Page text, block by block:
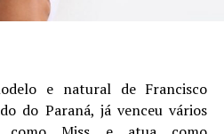
e natural de Francisco
do Paraná, já venceu vários